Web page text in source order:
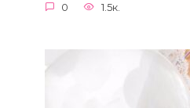
0 1.5к.